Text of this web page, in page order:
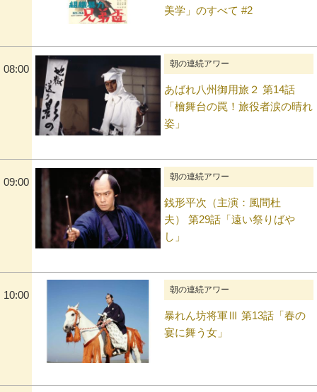
美学」のすべて #2
08:00 朝の連続アワー
あばれ八州御用旅２ 第14話
「檜舞台の罠！旅役者涙の晴れ
姿」
09:00 朝の連続アワー
銭形平次（主演：風間杜
夫） 第29話「遠い祭りばや
し」
10:00 朝の連続アワー
暴れん坊将軍Ⅲ 第13話「春の
宴に舞う女」